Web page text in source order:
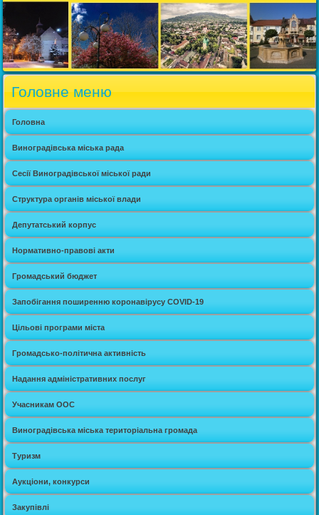
Головне меню
Головна
Виноградівська міська рада
Сесії Виноградівської міської ради
Структура органів міської влади
Депутатський корпус
Нормативно-правові акти
Громадський бюджет
Запобігання поширенню коронавірусу COVID-19
Цільові програми міста
Громадсько-політична активність
Надання адміністративних послуг
Учасникам ООС
Виноградівська міська територіальна громада
Туризм
Аукціони, конкурси
Закупівлі